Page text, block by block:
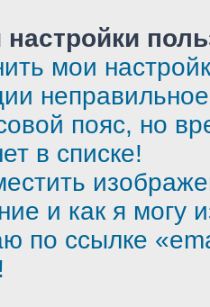
мои
пояс, но
в списке!
и как я могу
по ссылке